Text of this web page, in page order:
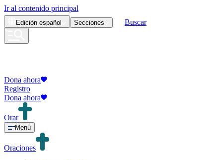
Ir al contenido principal
Edición español Secciones Buscar
Dona ahora
Registro
Dona ahora
Orar
Menú
Oraciones